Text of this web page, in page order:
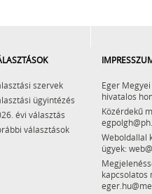
szervek
ügyintézés
évi választás
választások
Eger Megyei
hivatalos
Közérdekű
Weboldallal
ügyek:
kapcsolatos